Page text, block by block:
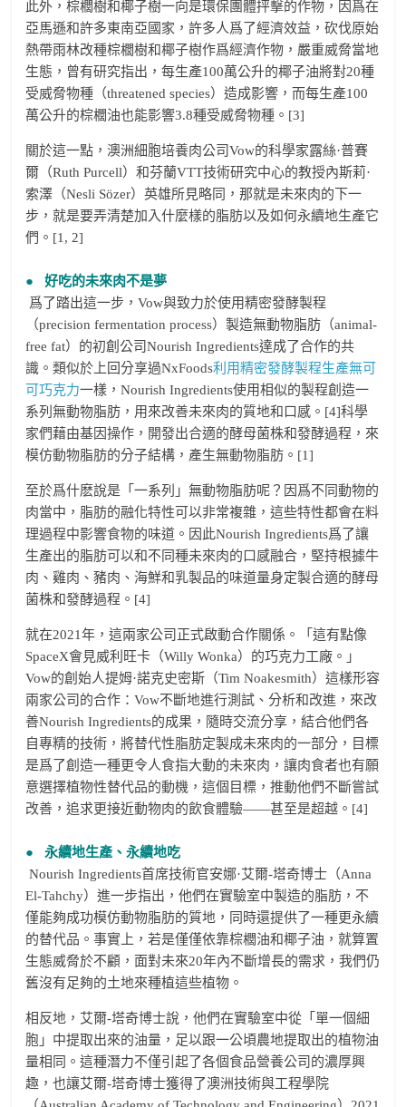
此外，棕櫚樹和椰子樹一向是環保團體抨擊的作物，因爲在
亞馬遜和許多東南亞國家，許多人爲了經濟效益，砍伐原始
熱帶雨林改種棕櫚樹和椰子樹作爲經濟作物，嚴重威脅當地
生態，曾有研究指出，每生產100萬公升的椰子油將對20種
受威脅物種（threatened species）造成影響，而每生產100
萬公升的棕櫚油也能影響3.8種受威脅物種。[3]
關於這一點，澳洲細胞培養肉公司Vow的科學家露絲·普賽
爾（Ruth Purcell）和芬蘭VTT技術研究中心的教授內斯莉·
索澤（Nesli Sözer）英雄所見略同，那就是未來肉的下一
步，就是要弄清楚加入什麼樣的脂肪以及如何永續地生產它
們。[1, 2]
● 好吃的未來肉不是夢
爲了踏出這一步，Vow與致力於使用精密發酵製程
（precision fermentation process）製造無動物脂肪（animal-
free fat）的初創公司Nourish Ingredients達成了合作的共
識。類似於上回分享過NxFoods利用精密發酵製程生產無可
可巧克力一樣，Nourish Ingredients使用相似的製程創造一
系列無動物脂肪，用來改善未來肉的質地和口感。[4]科學
家們藉由基因操作，開發出合適的酵母菌株和發酵過程，來
模仿動物脂肪的分子結構，產生無動物脂肪。[1]
至於爲什麽說是「一系列」無動物脂肪呢？因爲不同動物的
肉當中，脂肪的融化特性可以非常複雜，這些特性都會在料
理過程中影響食物的味道。因此Nourish Ingredients爲了讓
生產出的脂肪可以和不同種未來肉的口感融合，堅持根據牛
肉、雞肉、豬肉、海鮮和乳製品的味道量身定製合適的酵母
菌株和發酵過程。[4]
就在2021年，這兩家公司正式啟動合作關係。「這有點像
SpaceX會見威利旺卡（Willy Wonka）的巧克力工廠。」
Vow的創始人提姆·諾克史密斯（Tim Noakesmith）這樣形容
兩家公司的合作：Vow不斷地進行測試、分析和改進，來改
善Nourish Ingredients的成果，隨時交流分享，結合他們各
自專精的技術，將替代性脂肪定製成未來肉的一部分，目標
是爲了創造一種更令人食指大動的未來肉，讓肉食者也有願
意選擇植物性替代品的動機，這個目標，推動他們不斷嘗試
改善，追求更接近動物肉的飲食體驗——甚至是超越。[4]
● 永續地生產、永續地吃
Nourish Ingredients首席技術官安娜·艾爾-塔奇博士（Anna
El-Tahchy）進一步指出，他們在實驗室中製造的脂肪，不
僅能夠成功模仿動物脂肪的質地，同時還提供了一種更永續
的替代品。事實上，若是僅僅依靠棕櫚油和椰子油，就算置
生態威脅於不顧，面對未來20年內不斷增長的需求，我們仍
舊沒有足夠的土地來種植這些植物。
相反地，艾爾-塔奇博士說，他們在實驗室中從「單一個細
胞」中提取出來的油量，足以跟一公頃農地提取出的植物油
量相同。這種潛力不僅引起了各個食品營養公司的濃厚興
趣，也讓艾爾-塔奇博士獲得了澳洲技術與工程學院